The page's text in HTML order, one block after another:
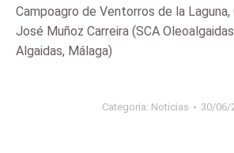
Campoagro de Ventorros de la Laguna,
José Muñoz Carreira (SCA
Algaidas, Málaga)
Categoria: Noticias 30/06/